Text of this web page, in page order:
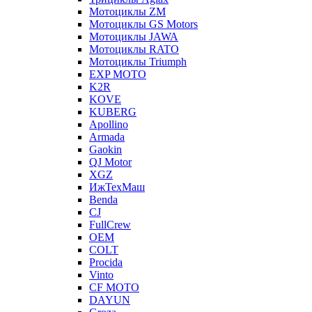
Мотоциклы ZM
Мотоциклы GS Motors
Мотоциклы JAWA
Мотоциклы RATO
Мотоциклы Triumph
EXP MOTO
K2R
KOVE
KUBERG
Apollino
Armada
Gaokin
QJ Motor
XGZ
ИжТехМаш
Benda
CJ
FullCrew
OEM
COLT
Procida
Vinto
CF MOTO
DAYUN